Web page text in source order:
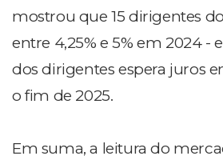
mostrou que 15 dirigentes
entre 4,25% e 5% em 2024 -
dos dirigentes espera juros
o fim de 2025.
Em suma, a leitura do